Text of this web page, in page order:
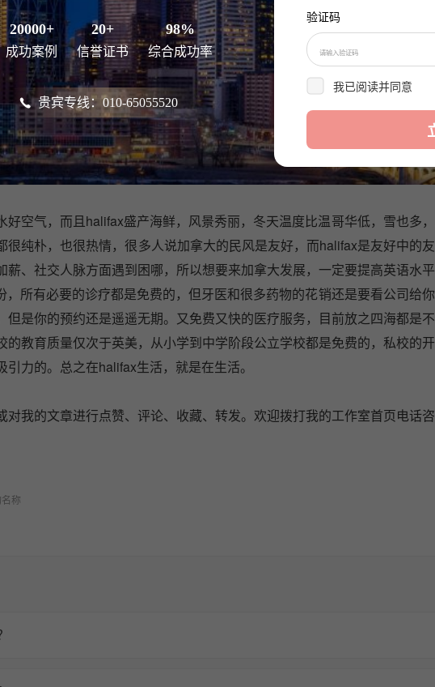
20000+
成功案例
20+
信誉证书
98%
综合成功率
贵宾专线：010-65055520
验证码
我已阅读并同意
士讲述她的halifax生活：
一直居住在魔都上海，城市的快节奏让我很多时候来不及喘气，就必须
，可是城市的淘汰率压根来不及让我思考。偶然的机会，我了解到了加拿
望陶渊明生活的人，所以我们商量过后，放弃了上海稳定的生活，移民
生活时间长了，我们慢慢发现我和丈夫之间的交流多了，我们也在移民的
空气，而且halifax盛产海鲜，风景秀丽，冬天温度比温哥华低，雪也多
很纯朴，也很热情，很多人说加拿大的民风是友好，而halifax是友好中的
、社交人脉方面遇到困哪，所以想要来加拿大发展，一定要提高英语水平
所有必要的诊疗都是免费的，但牙医和很多药物的花销还是要看公司给
是你的预约还是遥遥无期。又免费又快的医疗服务，目前放之四海都是
教育质量仅次于英美，从小学到中学阶段公立学校都是免费的，私校的
力的。总之在halifax生活，就是在生活。
对我的文章进行点赞、评论、收藏、转发。欢迎拨打我的工作室首页电话
称